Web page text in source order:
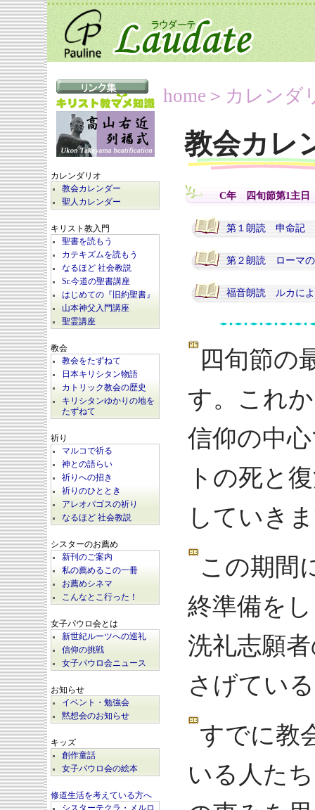
カレンダリオ
教会カレンダー
聖人カレンダー
キリスト教入門
聖書を読もう
カテキズムを読もう
なるほど 社会教説
Sr.今道の聖書講座
はじめての『旧約聖書』
山本神父入門講座
聖霊講座
教会
教会をたずねて
日本キリシタン物語
カトリック教会の歴史
キリシタンゆかりの地を
たずねて
祈り
マルコで祈る
神との語らい
祈りへの招き
祈りのひととき
アレオパゴスの祈り
なるほど 社会教説
シスターのお薦め
新刊のご案内
私の薦めるこの一冊
お薦めシネマ
こんなとこ行った！
女子パウロ会とは
新世紀ルーツへの巡礼
信仰の挑戦
女子パウロ会ニュース
お知らせ
イベント・勉強会
黙想会のお知らせ
キッズ
創作童話
女子パウロ会の絵本
修道生活を考えている方へ
home ＞カレンダ
教会カレ
C年 四旬節第1主日
第１朗読 申命記
第２朗読 ローマ
福音朗読 ルカに
四旬節の
す。これ
信仰の中
トの死と
していき
この期間
終準備を
洗礼志願
さげてい
すでに教
いる人た